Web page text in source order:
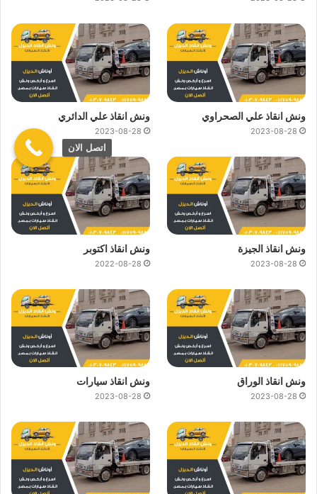
ونش انقاذ علي الصحراوي
2023-08-28
ونش انقاذ علي الدائري
2023-08-28
ونش انقاذ الجيزة
2023-08-28
ونش انقاذ اكتوبر
2022-08-28
ونش انقاذ الوراق
2023-08-28
ونش انقاذ سيارات
2023-08-28
اتصل الان